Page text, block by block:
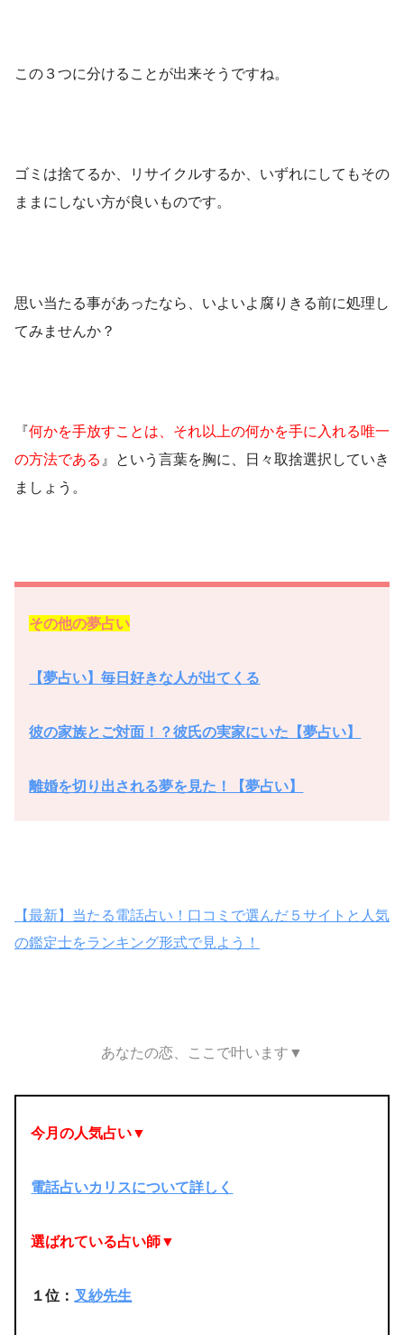
この３つに分けることが出来そうですね。
ゴミは捨てるか、リサイクルするか、いずれにしてもその
ままにしない方が良いものです。
思い当たる事があったなら、いよいよ腐りきる前に処理し
てみませんか？
『何かを手放すことは、それ以上の何かを手に入れる唯一
の方法である 』という言葉を胸に、日々取捨選択していき
ましょう。
その他の夢占い
【夢占い】毎日好きな人が出てくる
彼の家族とご対面！？彼氏の実家にいた【夢占い】
離婚を切り出される夢を見た！【夢占い】
【最新】当たる電話占い！口コミで選んだ５サイトと人気
の鑑定士をランキング形式で見よう！
あなたの恋、ここで叶います▼
今月の人気占い▼
電話占いカリスについて詳しく
選ばれている占い師▼
１位： 叉紗先生